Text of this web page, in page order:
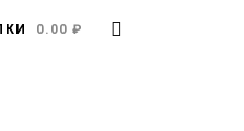
0.00 ₽